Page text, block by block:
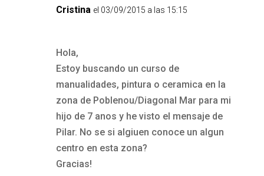
Cristina el 03/09/2015 a las 15:15
Hola,
Estoy buscando un curso de
manualidades, pintura o ceramica en la
zona de Poblenou/Diagonal Mar para mi
hijo de 7 anos y he visto el mensaje de
Pilar. No se si algiuen conoce un algun
centro en esta zona?
Gracias!